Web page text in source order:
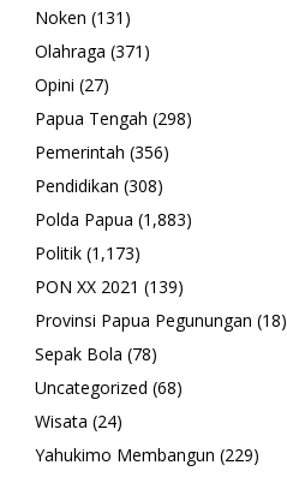
Noken (131)
Olahraga (371)
Opini (27)
Papua Tengah (298)
Pemerintah (356)
Pendidikan (308)
Polda Papua (1,883)
Politik (1,173)
PON XX 2021 (139)
Provinsi Papua Pegunungan (18)
Sepak Bola (78)
Uncategorized (68)
Wisata (24)
Yahukimo Membangun (229)